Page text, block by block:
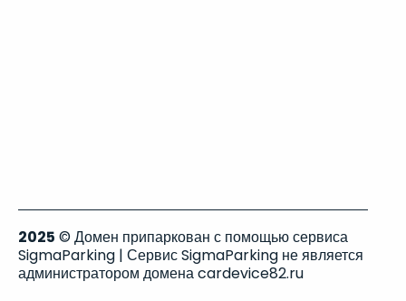
2025 © Домен припаркован с помощью сервиса
SigmaParking | Сервис SigmaParking не является
администратором домена cardevice82.ru